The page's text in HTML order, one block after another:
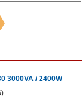
3000VA / 2400W